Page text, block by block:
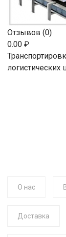
Отзывов (0)
0.00 ₽
логистических
О нас
Доставка